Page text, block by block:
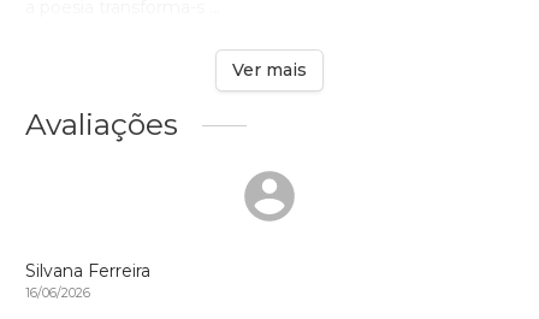
Ver mais
Avaliações
Silvana Ferreira
16/06/2026